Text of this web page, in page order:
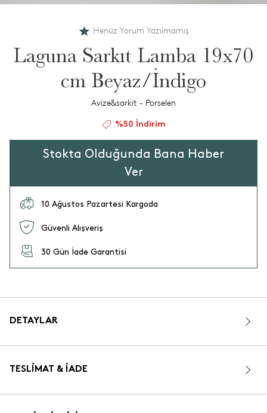
Henüz Yorum Yazılmamış
Laguna Sarkıt Lamba 19x70
cm Beyaz/İndigo
Avize&sarkit - Porselen
%50 İndirim
Stokta Olduğunda Bana Haber
Ver
10 Ağustos Pazartesi Kargoda
Güvenli Alışveriş
30 Gün İade Garantisi
DETAYLAR
TESLIMAT & İADE